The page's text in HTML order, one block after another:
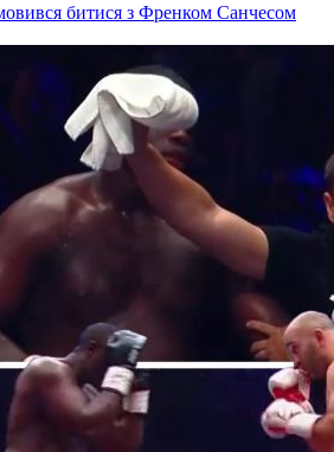
битися з Френком Санчесом